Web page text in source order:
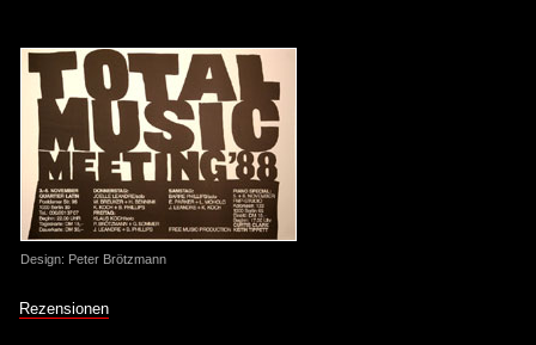
Design: Peter Brötzmann
Rezensionen